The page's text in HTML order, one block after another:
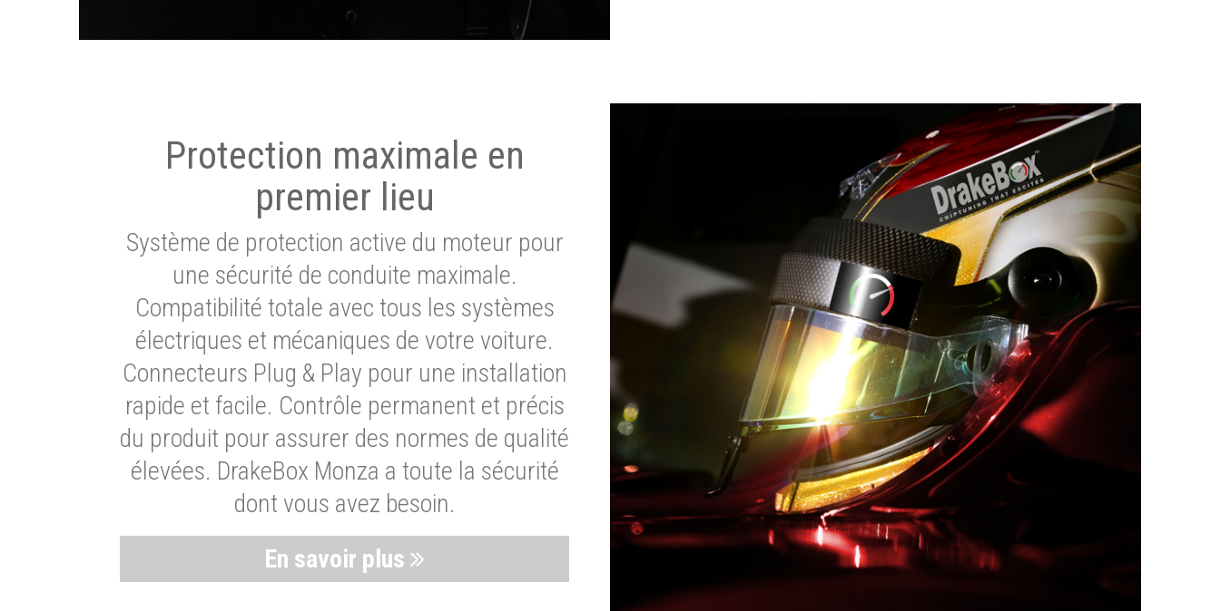
Protection maximale en
premier lieu
Système de protection active du moteur pour
une sécurité de conduite maximale.
Compatibilité totale avec tous les systèmes
électriques et mécaniques de votre voiture.
Connecteurs Plug & Play pour une installation
rapide et facile. Contrôle permanent et précis
du produit pour assurer des normes de qualité
élevées. DrakeBox Monza a toute la sécurité
dont vous avez besoin.
En savoir plus